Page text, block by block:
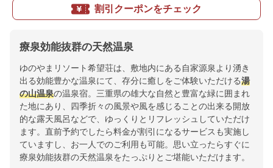
割引クーポンをチェック
療泉効能抜群の天然温泉
ゆのやまリソート希望荘は、敷地内にある自家源泉より湧き
出る効能豊かな温泉にて、存分に癒しをご体験いただける湯
の山温泉の温泉宿。三重県の雄大な自然と豊富な緑に囲まれ
た地にあり、四季折々の風景や風を感じることの出来る開放
的な露天風呂などで、ゆっくりとリフレッシュしていただけ
ます。直前予約でしたら料金が割引になるサービスも実施し
ていますし、お一人でのご利用も可能。思い立ったらすぐに
療泉効能抜群の天然温泉をたっぷりとご堪能いただけます。